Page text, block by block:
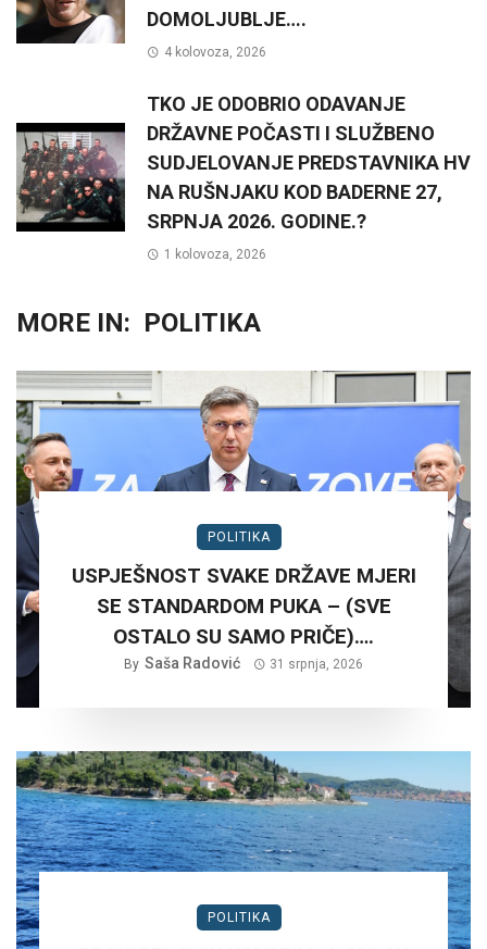
DOMOLJUBLJE….
4 kolovoza, 2026
TKO JE ODOBRIO ODAVANJE
DRŽAVNE POČASTI I SLUŽBENO
SUDJELOVANJE PREDSTAVNIKA HV
NA RUŠNJAKU KOD BADERNE 27,
SRPNJA 2026. GODINE.?
1 kolovoza, 2026
MORE IN: POLITIKA
POLITIKA
USPJEŠNOST SVAKE DRŽAVE MJERI
SE STANDARDOM PUKA – (SVE
OSTALO SU SAMO PRIČE)….
By Saša Radović 31 srpnja, 2026
POLITIKA